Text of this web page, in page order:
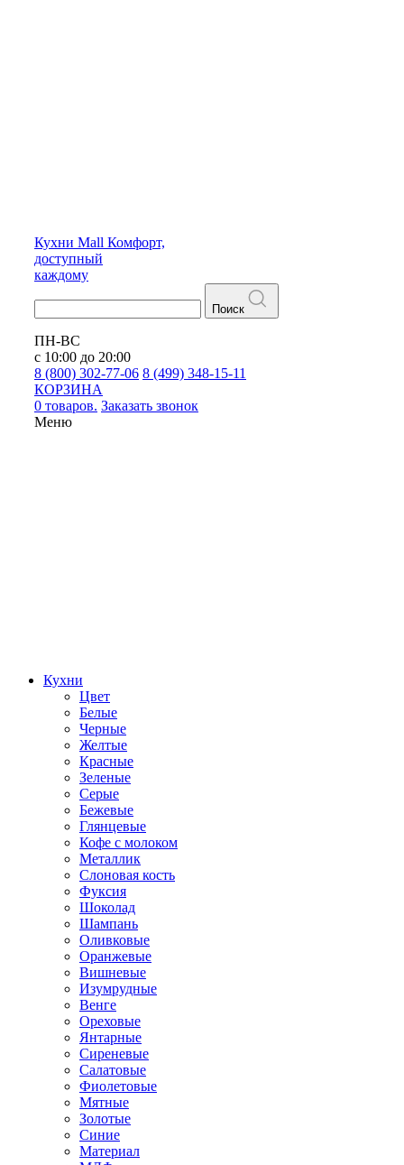
Кухни Mall Комфорт,
доступный
каждому
Поиск
ПН-ВС
с 10:00 до 20:00
8 (800) 302-77-06 8 (499) 348-15-11
КОРЗИНА
0 товаров. Заказать звонок
Меню
Кухни
Цвет
Белые
Черные
Желтые
Красные
Зеленые
Серые
Бежевые
Глянцевые
Кофе с молоком
Металлик
Слоновая кость
Фуксия
Шоколад
Шампань
Оливковые
Оранжевые
Вишневые
Изумрудные
Венге
Ореховые
Янтарные
Сиреневые
Салатовые
Фиолетовые
Мятные
Золотые
Синие
Материал